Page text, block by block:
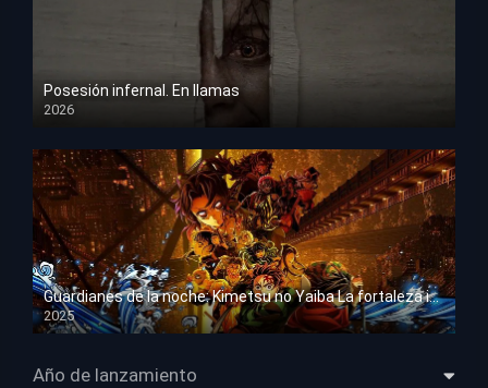
Posesión infernal. En llamas
2026
HD 1080p
Guardianes de la noche: Kimetsu no Yaiba La fortaleza infinita
2025
HD 1080p
Año de lanzamiento